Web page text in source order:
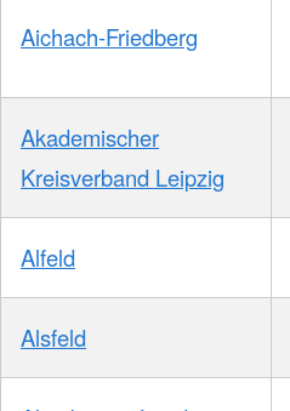
Aichach-Friedberg
Akademischer
Kreisverband Leipzig
Alfeld
Alsfeld